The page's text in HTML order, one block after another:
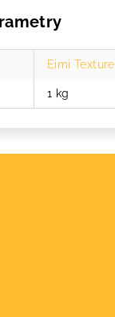
Eimi Texture
1 kg